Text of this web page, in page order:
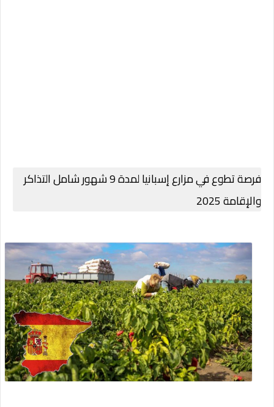
فرصة تطوع في مزارع إسبانيا لمدة 9 شهور شامل التذاكر
والإقامة 2025